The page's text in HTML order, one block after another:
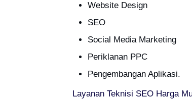
Website Design
SEO
Social Media Marketing
Periklanan PPC
Pengembangan Aplikasi.
Layanan Teknisi SEO Harga